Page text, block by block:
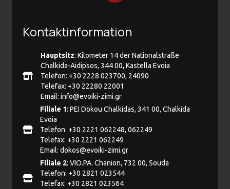
Kontaktinformation
Hauptsitz: Kilometer 14 der Nationalstraße
Chalkida-Aidipsos, 344 00, Kastella Evoia
Telefon: +30 2228 023700, 24090
Telefax: +30 22280 22001
Email: info@evoiki-zimi.gr
Filiale 1: PEI Dokou Chalkidas, 341 00, Chalkida
Evoia
Telefon: +30 2221 062248, 062249
Telefax: +30 2221 062249
Email: dokos@evoiki-zimi.gr
Filiale 2: VIO.PA. Chanion, 732 00, Souda
Telefon: +30 2821 023544
Telefax: +30 2821 023564